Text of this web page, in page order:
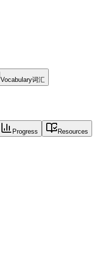
Vocabulary词汇
Progress Resources